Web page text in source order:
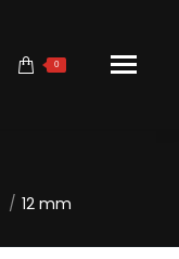
0
12 mm